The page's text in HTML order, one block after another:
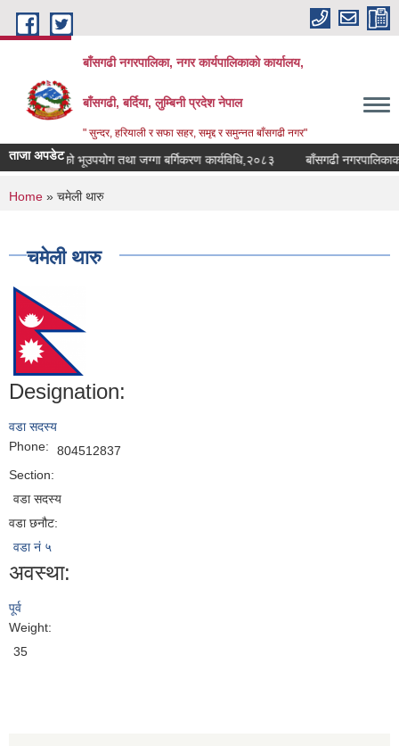
Skip to main content
बाँसगढी नगरपालिका, नगर कार्यपालिकाकाे कार्यालय,
बाँसगढी, बर्दिया, लुम्बिनी प्रदेश नेपाल
" सुन्दर, हरियाली र सफा सहर, समृद्द र समुन्नत बाँसगढी नगर"
ताजा अपडेटभूउपयोग तथा जग्गा बर्गिकरण कार्यविधि,२०८३ बाँसगढी नगरपालिकाको
You are here
Home » चमेली थारु
चमेली थारु
Designation:
वडा सदस्य
Phone:
804512837
Section:
वडा सदस्य
वडा छनौट:
वडा नं ५
अवस्था:
पूर्व
Weight:
35